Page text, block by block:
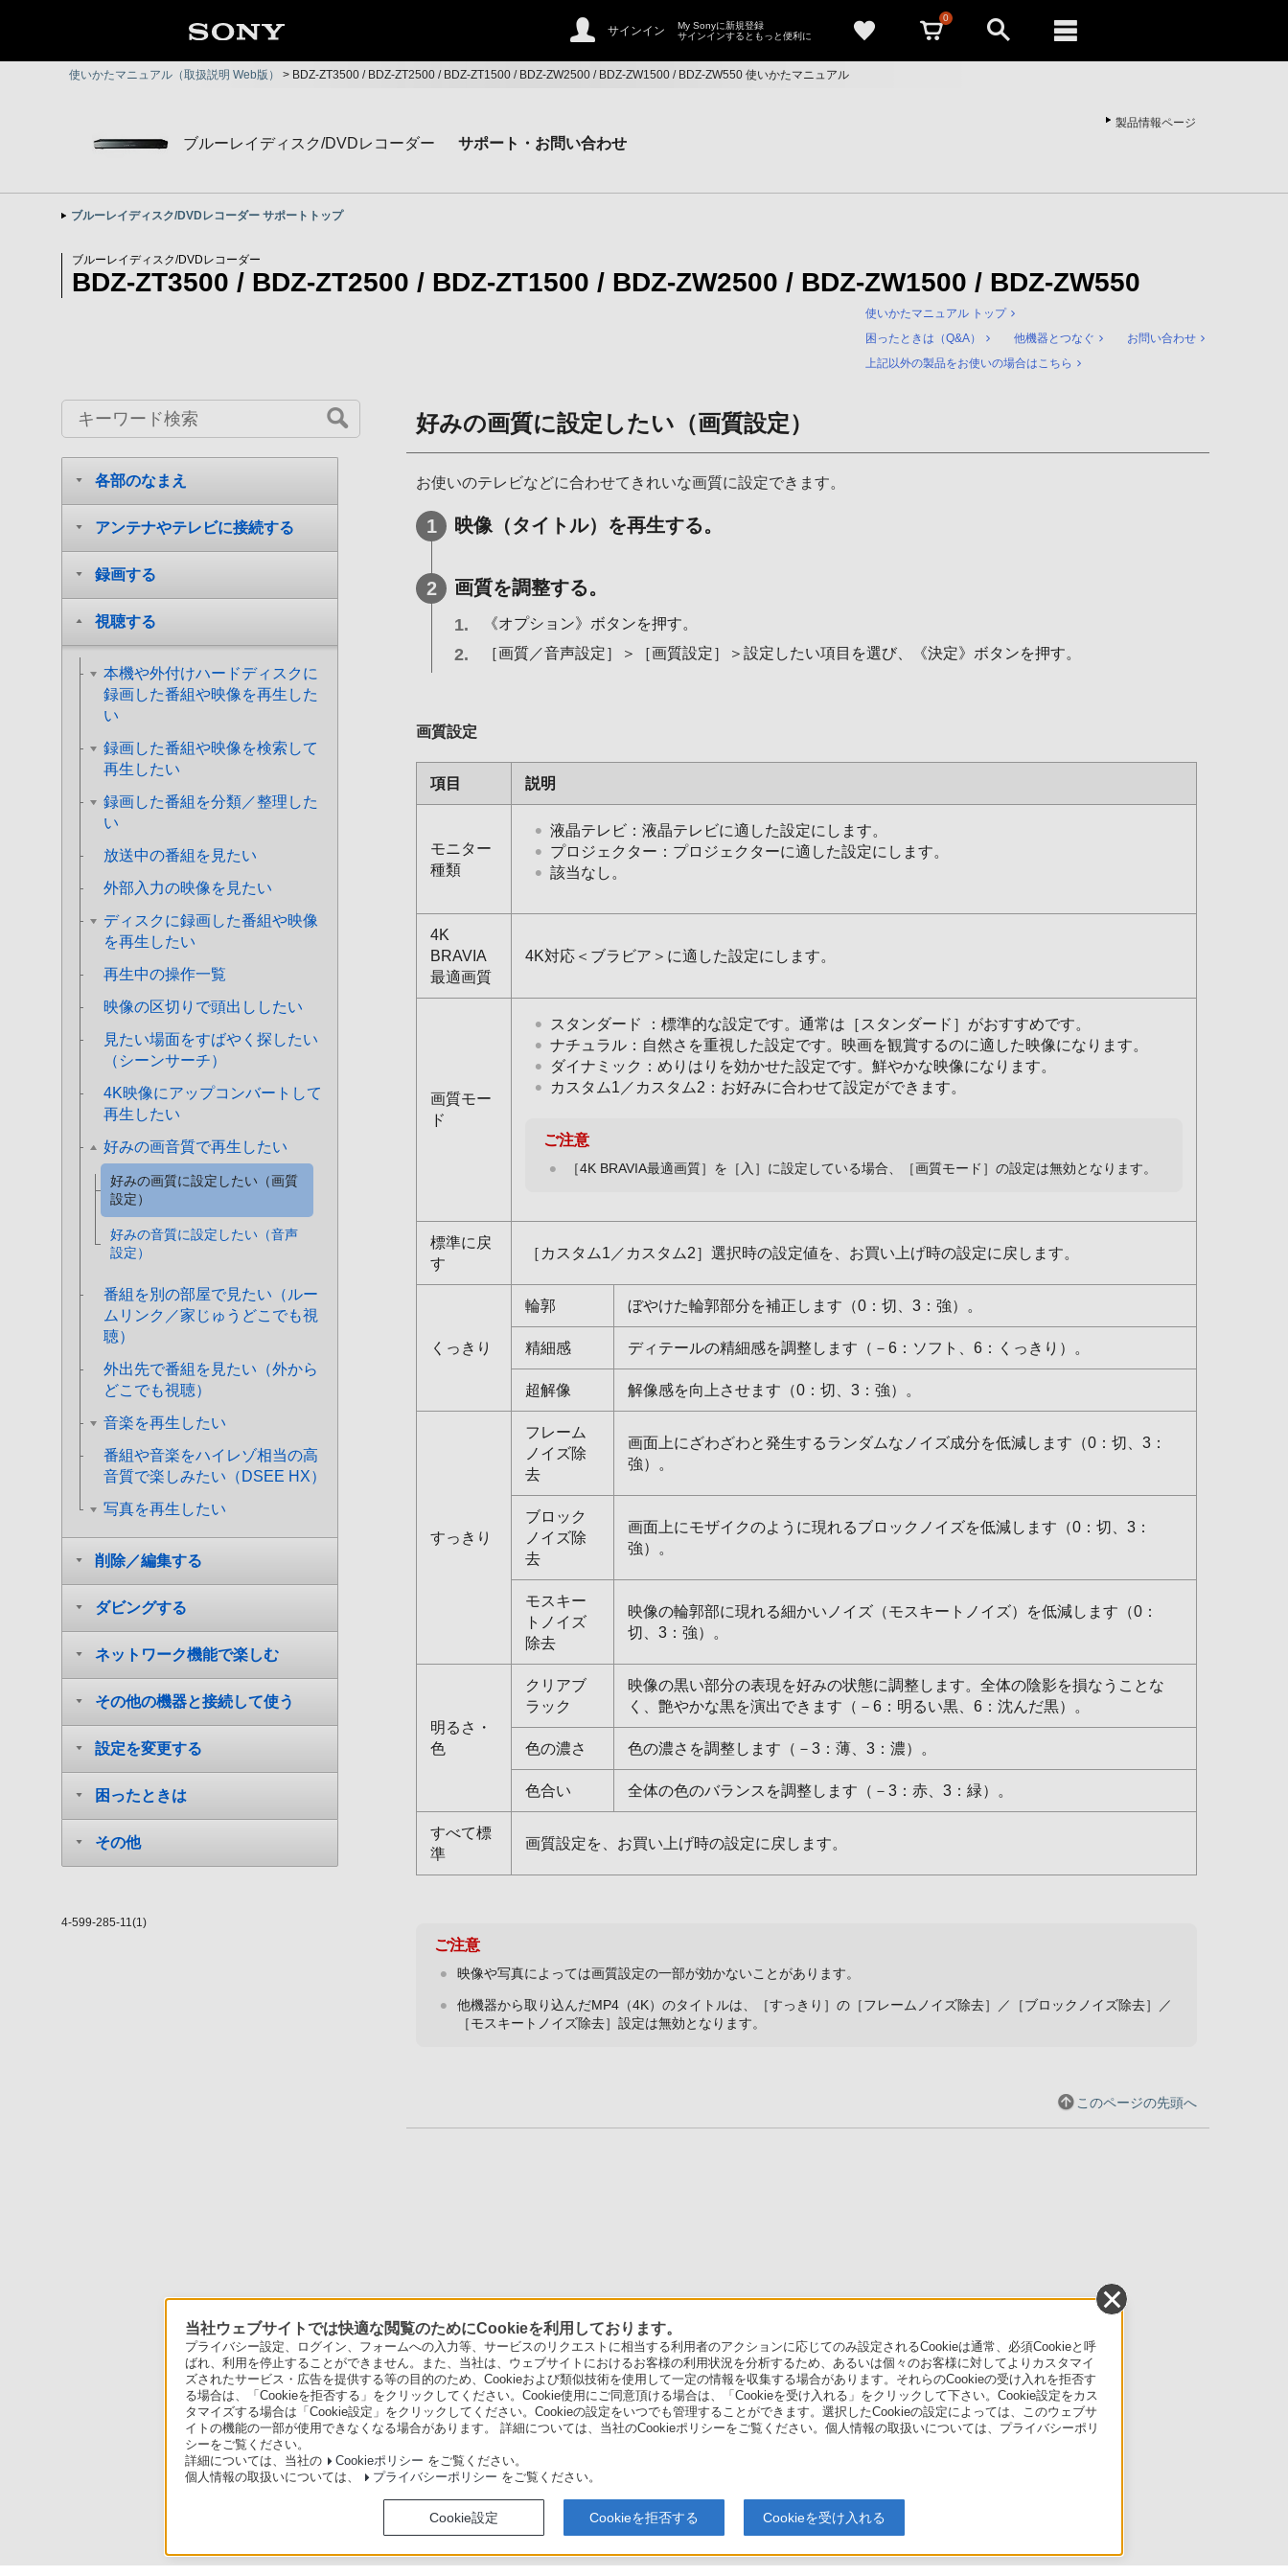
サインイン
My Sonyに新規登録
サインインするともっと便利に
0
使いかたマニュアル（取扱説明 Web版） > BDZ-ZT3500 / BDZ-ZT2500 / BDZ-ZT1500 / BDZ-ZW2500 / BDZ-ZW1500 / BDZ-ZW550 使いかたマニュアル
ブルーレイディスク/DVDレコーダー サポート・お問い合わせ
製品情報ページ
ブルーレイディスク/DVDレコーダー サポートトップ
ブルーレイディスク/DVDレコーダー
BDZ-ZT3500 / BDZ-ZT2500 / BDZ-ZT1500 / BDZ-ZW2500 / BDZ-ZW1500 / BDZ-ZW550
使いかたマニュアル トップ
困ったときは（Q&A）
他機器とつなぐ
お問い合わせ
上記以外の製品をお使いの場合はこちら
各部のなまえ
アンテナやテレビに接続する
録画する
視聴する
本機や外付けハードディスクに
録画した番組や映像を再生した
い
録画した番組や映像を検索して
再生したい
録画した番組を分類／整理した
い
放送中の番組を見たい
外部入力の映像を見たい
ディスクに録画した番組や映像
を再生したい
再生中の操作一覧
映像の区切りで頭出ししたい
見たい場面をすばやく探したい
（シーンサーチ）
4K映像にアップコンバートして
再生したい
好みの画音質で再生したい
好みの画質に設定したい（画質
設定）
好みの音質に設定したい（音声
設定）
番組を別の部屋で見たい（ルー
ムリンク／家じゅうどこでも視
聴）
外出先で番組を見たい（外から
どこでも視聴）
音楽を再生したい
番組や音楽をハイレゾ相当の高
音質で楽しみたい（DSEE HX）
写真を再生したい
削除／編集する
ダビングする
ネットワーク機能で楽しむ
その他の機器と接続して使う
設定を変更する
困ったときは
その他
4-599-285-11(1)
好みの画質に設定したい（画質設定）
お使いのテレビなどに合わせてきれいな画質に設定できます。
映像（タイトル）を再生する。
画質を調整する。
《オプション》ボタンを押す。
［画質／音声設定］＞［画質設定］＞設定したい項目を選び、《決定》ボタンを押す。
画質設定
項目 説明
モニター
種類
液晶テレビ：液晶テレビに適した設定にします。
プロジェクター：プロジェクターに適した設定にします。
該当なし。
4K
BRAVIA
最適画質
4K対応＜ブラビア＞に適した設定にします。
画質モー
ド
スタンダード ：標準的な設定です。通常は［スタンダード］がおすすめです。
ナチュラル：自然さを重視した設定です。映画を観賞するのに適した映像になります。
ダイナミック：めりはりを効かせた設定です。鮮やかな映像になります。
カスタム1／カスタム2：お好みに合わせて設定ができます。
ご注意
［4K BRAVIA最適画質］を［入］に設定している場合、［画質モード］の設定は無効となります。
標準に戻
す
［カスタム1／カスタム2］選択時の設定値を、お買い上げ時の設定に戻します。
くっきり
輪郭 ぼやけた輪郭部分を補正します（0：切、3：強）。
精細感 ディテールの精細感を調整します（－6：ソフト、6：くっきり）。
超解像 解像感を向上させます（0：切、3：強）。
すっきり
フレーム
ノイズ除
去
画面上にざわざわと発生するランダムなノイズ成分を低減します（0：切、3：
強）。
ブロック
ノイズ除
去
画面上にモザイクのように現れるブロックノイズを低減します（0：切、3：
強）。
モスキー
トノイズ
除去
映像の輪郭部に現れる細かいノイズ（モスキートノイズ）を低減します（0：
切、3：強）。
明るさ・
色
クリアブ
ラック
映像の黒い部分の表現を好みの状態に調整します。全体の陰影を損なうことな
く、艶やかな黒を演出できます（－6：明るい黒、6：沈んだ黒）。
色の濃さ 色の濃さを調整します（－3：薄、3：濃）。
色合い 全体の色のバランスを調整します（－3：赤、3：緑）。
すべて標
準
画質設定を、お買い上げ時の設定に戻します。
ご注意
映像や写真によっては画質設定の一部が効かないことがあります。
他機器から取り込んだMP4（4K）のタイトルは、［すっきり］の［フレームノイズ除去］／［ブロックノイズ除去］／
［モスキートノイズ除去］設定は無効となります。
このページの先頭へ
当社ウェブサイトでは快適な閲覧のためにCookieを利用しております。
プライバシー設定、ログイン、フォームへの入力等、サービスのリクエストに相当する利用者のアクションに応じてのみ設定されるCookieは通常、必須Cookieと呼
ばれ、利用を停止することができません。また、当社は、ウェブサイトにおけるお客様の利用状況を分析するため、あるいは個々のお客様に対してよりカスタマイ
ズされたサービス・広告を提供する等の目的のため、Cookieおよび類似技術を使用して一定の情報を収集する場合があります。それらのCookieの受け入れを拒否す
る場合は、「Cookieを拒否する」をクリックしてください。Cookie使用にご同意頂ける場合は、「Cookieを受け入れる」をクリックして下さい。Cookie設定をカス
タマイズする場合は「Cookie設定」をクリックしてください。Cookieの設定をいつでも管理することができます。選択したCookieの設定によっては、このウェブサ
イトの機能の一部が使用できなくなる場合があります。 詳細については、当社のCookieポリシーをご覧ください。個人情報の取扱いについては、プライバシーポリ
シーをご覧ください。
詳細については、当社の
Cookieポリシー をご覧ください。
個人情報の取扱いについては、
プライバシーポリシー をご覧ください。
Cookie設定 Cookieを拒否する Cookieを受け入れる